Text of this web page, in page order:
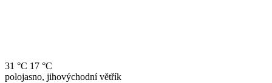
31 °C 17 °C
polojasno, jihovýchodní větřík